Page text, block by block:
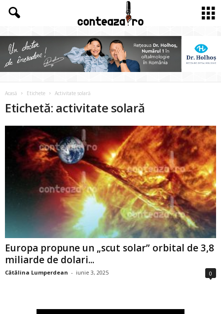
Acasă Etichete Activitate solară
Etichetă: activitate solară
Europa propune un „scut solar” orbital de 3,8
miliarde de dolari...
Cătălina Lumperdean - iunie 3, 2025 0